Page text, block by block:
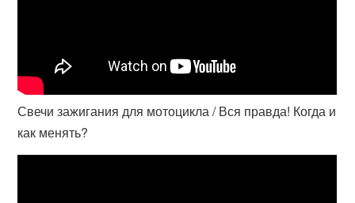
Свечи зажигания для мотоцикла / Вся правда! Когда и
как менять?